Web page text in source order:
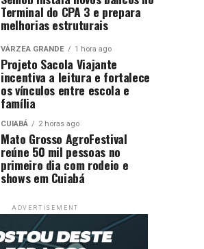
Terminal do CPA 3 e prepara
melhorias estruturais
VÁRZEA GRANDE 1 hora ago
Projeto Sacola Viajante
incentiva a leitura e fortalece
os vínculos entre escola e
família
CUIABÁ 2 horas ago
Mato Grosso AgroFestival
reúne 50 mil pessoas no
primeiro dia com rodeio e
shows em Cuiabá
ADVERTISEMENT